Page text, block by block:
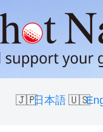
日本語